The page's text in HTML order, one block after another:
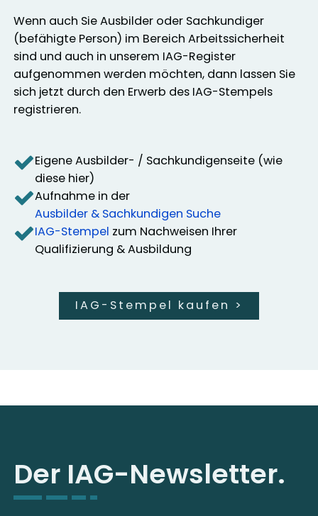
Wenn auch Sie Ausbilder oder Sachkundiger
(befähigte Person) im Bereich Arbeitssicherheit
sind und auch in unserem IAG-Register
aufgenommen werden möchten, dann lassen Sie
sich jetzt durch den Erwerb des IAG-Stempels
registrieren.
Eigene Ausbilder- / Sachkundigenseite (wie
diese hier)
Aufnahme in der
Ausbilder & Sachkundigen Suche
IAG-Stempel zum Nachweisen Ihrer
Qualifizierung & Ausbildung
IAG-Stempel kaufen >
Der IAG-Newsletter.